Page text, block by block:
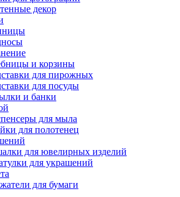
декор
и корзины
для пирожных
для посуды
и банки
для мыла
для полотенец
для ювелирных изделий
для украшений
для бумаги